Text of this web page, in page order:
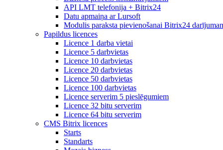
API LMT telefonija + Bitrix24
Datu apmaiņa ar Lursoft
Modulis paraksta pievienošanai Bitrix24
Papildus licences
Licence 1 darba vietai
Licence 5 darbvietas
Licence 10 darbvietas
Licence 20 darbvietas
Licence 50 darbvietas
Licence 100 darbvietas
Licence serverim 5 pieslēgumiem
Licence 32 bitu serverim
Licence 64 bitu serverim
CMS Bitrix licences
Starts
Standarts